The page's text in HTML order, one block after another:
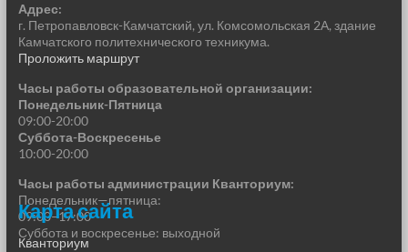
Адрес:
г. Петропавловск-Камчатский, ул. Комсомольская 2А, здание
Камчатского политехнического техникума.
Проложить маршрут
Часы работы образовательной организации:
Понедельник-Пятница
09:00-20:00
Суббота-Воскресенье
10:00-20:00
Часы работы администрации Кванториум:
Понедельник—пятница:
09:00–17:00
Суббота и воскресенье: выходной
Карта сайта
Кванториум